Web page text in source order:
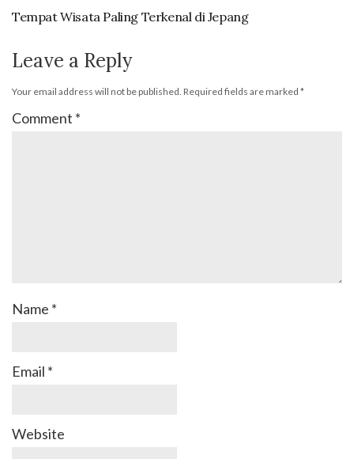
Tempat Wisata Paling Terkenal di Jepang
Leave a Reply
Your email address will not be published. Required fields are marked *
Comment *
Name *
Email *
Website